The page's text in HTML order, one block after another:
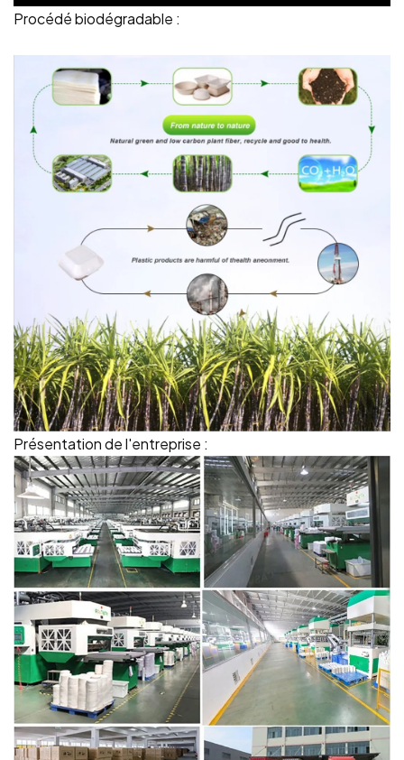
Procédé biodégradable :
Présentation de l'entreprise :